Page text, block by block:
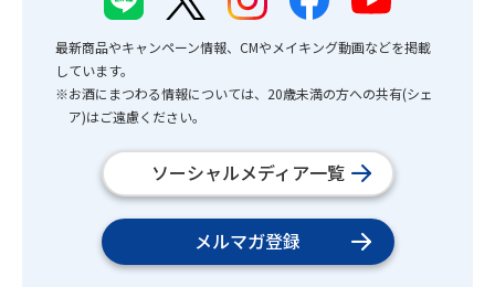
最新商品やキャンペーン情報、CMやメイキング動画などを掲載
しています。
※お酒にまつわる情報については、20歳未満の方への共有(シェ
ア)はご遠慮ください。
ソーシャルメディア一覧
メルマガ登録